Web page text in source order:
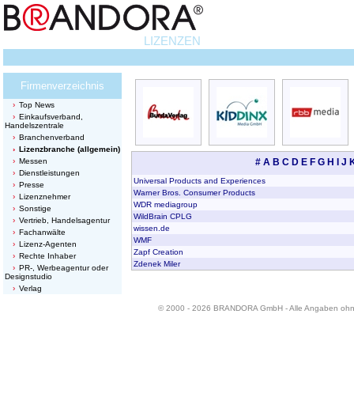
LIZENZEN
Firmenverzeichnis
Top News
Einkaufsverband,
Handelszentrale
Branchenverband
Lizenzbranche (allgemein)
Messen
Dienstleistungen
Presse
Lizenznehmer
Sonstige
Vertrieb, Handelsagentur
Fachanwälte
Lizenz-Agenten
Rechte Inhaber
PR-, Werbeagentur oder
Designstudio
Verlag
# A B C D E F G H J
Universal Products and Experiences
Warner Bros. Consumer Products
WDR mediagroup
WildBrain CPLG
wissen.de
WMF
Zapf Creation
Zdenek Miler
© 2000 - 2026 BRANDORA GmbH - Alle Angaben